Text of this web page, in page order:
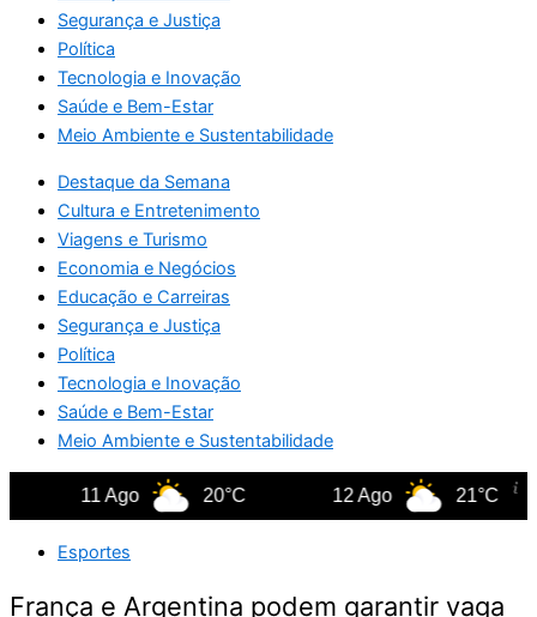
Segurança e Justiça
Política
Tecnologia e Inovação
Saúde e Bem-Estar
Meio Ambiente e Sustentabilidade
Destaque da Semana
Cultura e Entretenimento
Viagens e Turismo
Economia e Negócios
Educação e Carreiras
Segurança e Justiça
Política
Tecnologia e Inovação
Saúde e Bem-Estar
Meio Ambiente e Sustentabilidade
11 Ago 20°C 12 Ago 21°C
Esportes
França e Argentina podem garantir vaga